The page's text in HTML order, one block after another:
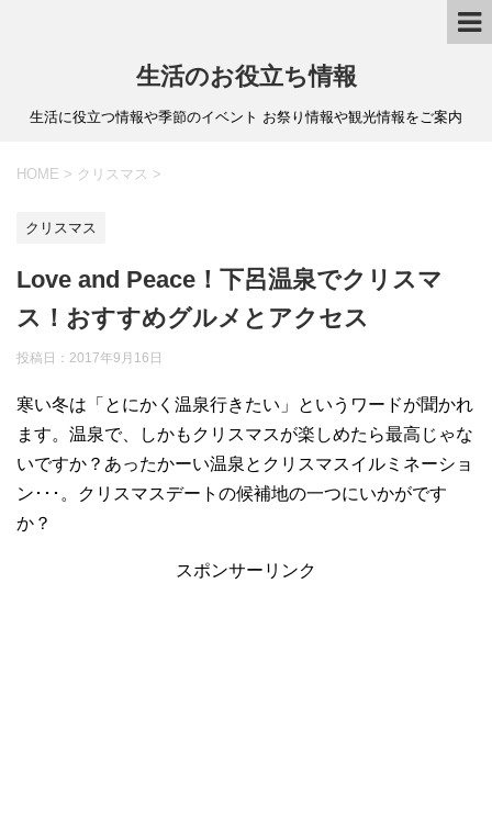
生活のお役立ち情報
生活に役立つ情報や季節のイベント お祭り情報や観光情報をご案内
HOME > クリスマス >
クリスマス
Love and Peace！下呂温泉でクリスマ
ス！おすすめグルメとアクセス
投稿日： 2017年9月16日
寒い冬は「とにかく温泉行きたい」というワードが聞かれ
ます。温泉で、しかもクリスマスが楽しめたら最高じゃな
いですか？あったかーい温泉とクリスマスイルミネーショ
ン･･･。クリスマスデートの候補地の一つにいかがです
か？
スポンサーリンク